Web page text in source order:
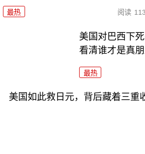
最热 阅读
美国对巴西下
看清谁才是真
最热
美国如此救日元，背后藏着三重